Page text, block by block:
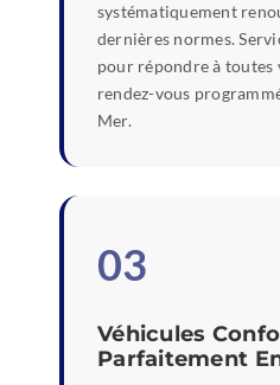
systématiquement
dernières normes.
pour répondre à toutes
rendez-vous
Mer.
03
Véhicules
Parfaitement